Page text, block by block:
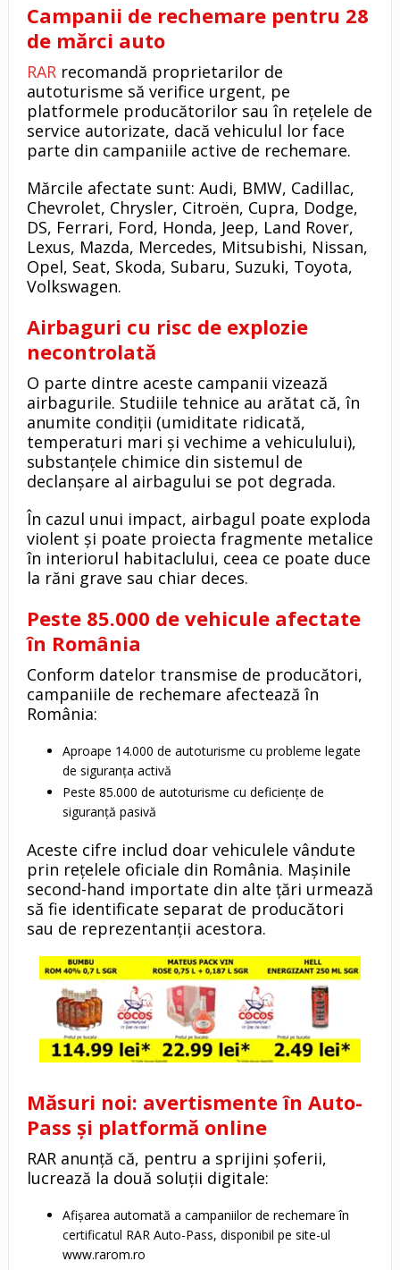
Campanii de rechemare pentru 28
de mărci auto
RARrecomandă proprietarilor de
autoturisme să verifice urgent, pe
platformele producătorilor sau în rețelele de
service autorizate, dacă vehiculul lor face
parte din campaniile active de rechemare.
Mărcile afectate sunt: Audi, BMW, Cadillac,
Chevrolet, Chrysler, Citroën, Cupra, Dodge,
DS, Ferrari, Ford, Honda, Jeep, Land Rover,
Lexus, Mazda, Mercedes, Mitsubishi, Nissan,
Opel, Seat, Skoda, Subaru, Suzuki, Toyota,
Volkswagen.
Airbaguri cu risc de explozie
necontrolată
O parte dintre aceste campanii vizează
airbagurile. Studiile tehnice au arătat că, în
anumite condiții (umiditate ridicată,
temperaturi mari și vechime a vehiculului),
substanțele chimice din sistemul de
declanșare al airbagului se pot degrada.
În cazul unui impact, airbagul poate exploda
violent și poate proiecta fragmente metalice
în interiorul habitaclului, ceea ce poate duce
la răni grave sau chiar deces.
Peste 85.000 de vehicule afectate
în România
Conform datelor transmise de producători,
campaniile de rechemare afectează în
România:
Aproape 14.000 de autoturisme cu probleme legate
de siguranța activă
Peste 85.000 de autoturisme cu deficiențe de
siguranță pasivă
Aceste cifre includ doar vehiculele vândute
prin rețelele oficiale din România. Mașinile
second-hand importate din alte țări urmează
să fie identificate separat de producători
sau de reprezentanții acestora.
Măsuri noi: avertismente în Auto-
Pass și platformă online
RAR anunță că, pentru a sprijini șoferii,
lucrează la două soluții digitale:
Afișarea automată a campaniilor de rechemare în
certificatul RAR Auto-Pass, disponibil pe site-ul
www.rarom.ro